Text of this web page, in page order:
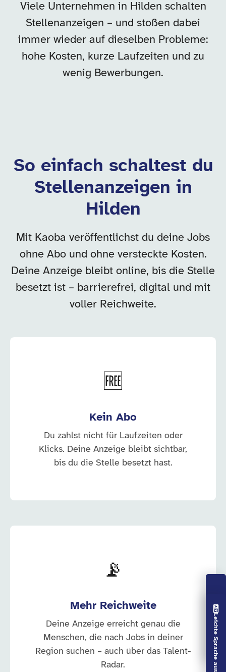
Vorlesen aus
Leichte Sprache aus
Viele Unternehmen in Hilden schalten
Stellenanzeigen – und stoßen dabei
immer wieder auf dieselben Probleme:
hohe Kosten, kurze Laufzeiten und zu
wenig Bewerbungen.
So einfach schaltest du
Stellenanzeigen in
Hilden
Mit Kaoba veröffentlichst du deine Jobs
ohne Abo und ohne versteckte Kosten.
Deine Anzeige bleibt online, bis die Stelle
besetzt ist – barrierefrei, digital und mit
voller Reichweite.
🆓
Kein Abo
Du zahlst nicht für Laufzeiten oder
Klicks. Deine Anzeige bleibt sichtbar,
bis du die Stelle besetzt hast.
📡
Mehr Reichweite
Deine Anzeige erreicht genau die
Menschen, die nach Jobs in deiner
Region suchen – auch über das Talent-
Radar.